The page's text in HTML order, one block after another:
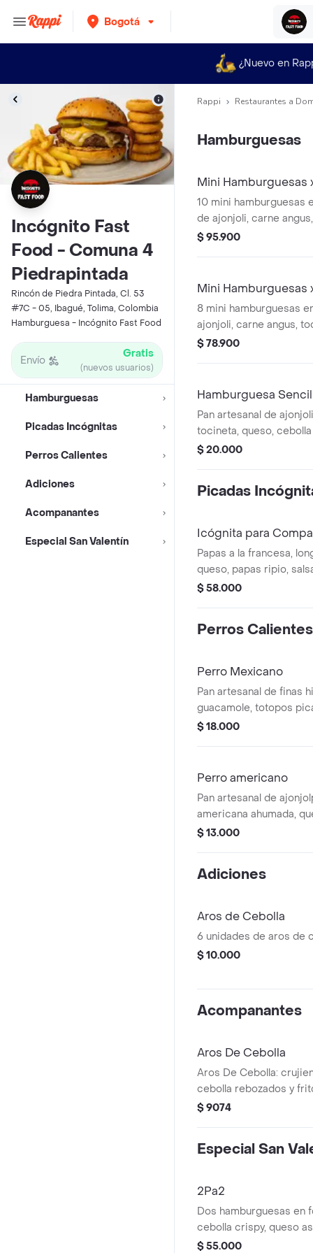
Bogotá
¿Nuevo en
Incógnito Fast
Food - Comuna 4
Piedrapintada
Rincón de Piedra Pintada, Cl. 53
#7C - 05, Ibagué, Tolima, Colombia
Hamburguesa - Incógnito Fast Food
Envío Gratis
(nuevos usuarios)
Hamburguesas
Picadas Incógnitas
Perros Calientes
Adiciones
Acompanantes
Especial San Valentín
Rappi Restaurantes a
Hamburguesas
Mini Hamburguesas
10 mini hamburguesas
de ajonjoli, carne
cebolla crispy, pepinillos
$ 95.900
Mini Hamburguesas
8 mini hamburguesas
ajonjoli, carne angus,
cebolla crispy, pepinillos
$ 78.900
Hamburguesa
Pan artesanal de
tocineta, queso,
y salsa de la casa.
$ 20.000
Picadas
Icógnita para
Papas a la francesa,
queso, papas ripio,
mini hamburguesas.
$ 58.000
Perros Calientes
Perro Mexicano
Pan artesanal de finas
guacamole, totopos
queso cheddar y
$ 18.000
Perro americano
Pan artesanal de
americana ahumada,
salsa a elección
$ 13.000
Adiciones
Aros de Cebolla
6 unidades de aros de
$ 10.000
Acompanantes
Aros De Cebolla
Aros De Cebolla:
cebolla rebozados y
como acompañante o
$ 9074
Especial San
2Pa2
Dos hamburguesas en
cebolla crispy, queso
papas a la francesa y
$ 55.000